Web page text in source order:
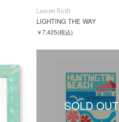
Lauren Roth
LIGHTING THE WAY
￥7,425(税込)
SOLD OUT